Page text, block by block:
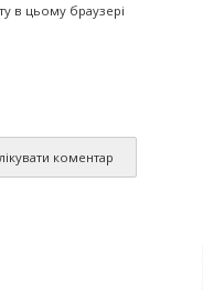
в цьому браузері